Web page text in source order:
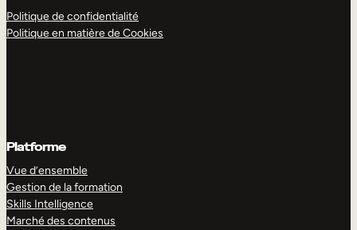
Politique de confidentialité
Politique en matière de Cookies
Platforme
Vue d’ensemble
Gestion de la formation
Skills Intelligence
Marché des contenus